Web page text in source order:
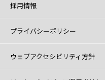
採用情報
プライバシーポリシー
ウェブアクセシビリティ方針